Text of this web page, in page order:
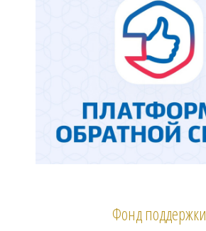
Фонд поддержки